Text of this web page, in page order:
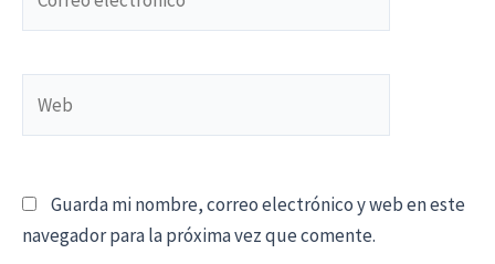
electrónico*
Guarda mi nombre, correo electrónico y web en este
navegador para la próxima vez que comente.